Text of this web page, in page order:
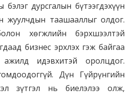
дурсгалын бүтээгдэхүүн
жуулчдын таашааллыг олдог.
хөгжлийн бэрхшээлтэй
бизнес эрхлэх гэж байгаа
идэвхитэй оролцдог.
Дүн Гүйрүнгийн
зүтгэл нь биелэлээ олж,